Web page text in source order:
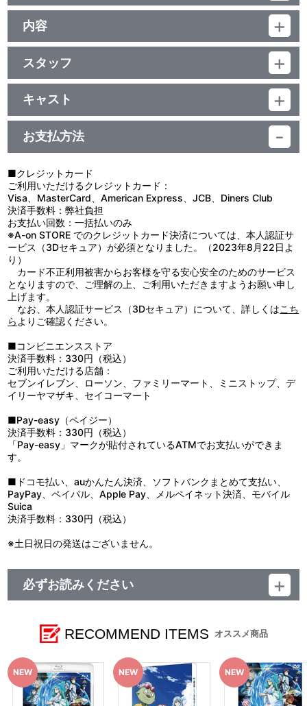
描き下ろし）
音声特典
■第86話～第88話オーディオコメンタリー
他、仕様
■キャラクターデザイン：江畑諒真描き下ろし収納BOX
■漫画原作：川上泰樹描き下ろしデジジャケット
品番：BCXA-2076
ジャンル：TVアニメ
(本編約144分)／ﾘﾆｱPCM (ｽﾃﾚｵ)／AVC／BD50G／16:9<1080p
High Definition>／カラー／（予）145分／4巻
内容
制作年度：2026年
【6話収録】
開国祭を開き、各国と国交を結んだテンペストは、人と魔物が共
に暮らせる世界「人魔共栄圏」の実現に向けて歩みだす。種族の壁
を越え、手を取り合い、繁栄していくテンペスト。
しかし、その裏で魔王リムルの台頭を危険視する者たちがいた。
シルトロッゾ王国五大老の長である元〝勇者〟グランベル・ロッゾ
とその孫娘、マリアベル・ロッゾ。支配による人類守護を掲げるグ
一方、黄金郷エルドラドでは魔王レオンがある目的のために動き
出す。人類の守護者である勇者と、世界を支配する魔王。様々な思
惑が交錯する中、ひとりの〝勇者〟が目覚めようとしていた――。
譲れない思いを胸に、リムルの次なる戦いが始まる。
第85話／第86話／第87話／第88話／第89話／第90話
スタッフ
原作：川上泰樹・伏瀬・みっつばー『転生したらスライムだった
件』（講談社「月刊少年シリウス」連載）／監督：津田尚克／副監
督：安田賢司／監修：中山敦史／シリーズ構成：小川ひとみ／キャ
ラクターデザイン：江畑諒真／モンスターデザイン：岸田隆宏／総
作画監督：小峰正頼、山﨑秀樹、伊藤智子／美術：スタジオなや／
美術監督：佐藤 歩／美術設定：ボワセイユ レミ、日高綾美、佐藤
イナー：生原雄次／CGIディレクター： 森野浩典／編集：神宮司由
美／音響監督：明田川 仁／音楽：R・O・N／アニメーション制
作：エイトビット
キャスト
リムル：岡咲美保／智慧之王：豊口めぐみ／ヴェルドラ：前野智昭
／ベニマル：古川 慎／シュナ：千本木彩花／シオン：M・A・O／
ソウエイ：江口拓也／ハクロウ：大塚芳忠／リグルド：山本兼平／
ス：春野 杏／ディアブロ：櫻井孝宏／ミョルマイル：青山 穣／ル
ミナス：Lynn／ヒナタ：沼倉愛美／マサユキ：松岡禎丞／グランベ
ル：小野大輔／マリアベル：水瀬いのり／ユウキ：花江夏樹
お支払方法
■クレジットカード
ご利用いただけるクレジットカード：
Visa、MasterCard、American Express、JCB、Diners Club
決済手数料：弊社負担
お支払い回数：一括払いのみ
※A-on STORE でのクレジットカード決済については、本人認証サ
ービス（3Dセキュア）が必須となりました。（2023年8月22日よ
り）
カード不正利用被害からお客様を守る安心安全のためのサービス
となりますので、ご理解の上、ご利用いただきますようお願い申し
上げます。
なお、本人認証サービス（3Dセキュア）について、詳しくはこち
ら よりご確認ください。
■コンビニエンスストア
決済手数料：330円（税込）
ご利用いただける店舗：
セブンイレブン、ローソン、ファミリーマート、ミニストップ、デ
イリーヤマザキ、セイコーマート
■Pay-easy（ペイジー）
決済手数料：330円（税込）
「Pay-easy」マークが貼付されているATMでお支払いができま
す。
■ドコモ払い、auかんたん決済、ソフトバンクまとめて支払い、
PayPay、ペイパル、Apple Pay、メルペイネット決済、モバイル
Suica
決済手数料：330円（税込）
※土日祝日の発送はございません。
必ずお読みください
済」、「Pay-easy（ペイジー）」、「WEB・スマホ決済」のみと
なります。
※メール受信設定を行っているお客様につきましては、必ず
[@bnfw.co.jp]のドメイン指定受信の設定をお願いいたします。
(受信許可の設定を行わないとメールが「迷惑メールフォルダ」に
入る場合や届かない場合がございます。)
RECOMMEND ITEMS オススメ商品